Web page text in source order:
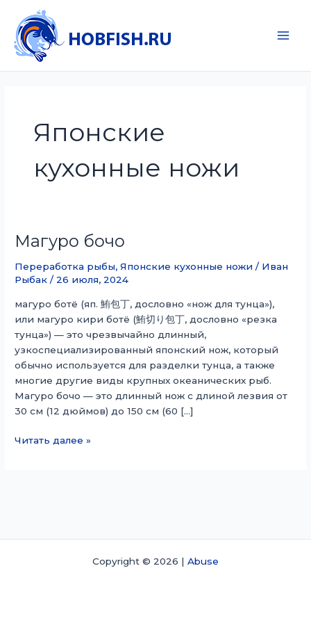
содержимому
Японские
кухонные ножи
Магуро бочо
Переработка рыбы,Японские кухонные ножи / Иван
Рыбак/ 26 июля, 2024
магуро ботё (яп. 鮪包丁, дословно «нож для тунца»),
или магуро кири ботё (鮪切り包丁, дословно «резка
тунца») — это чрезвычайно длинный,
узкоспециализированный японский нож, который
обычно используется для разделки тунца, а также
многие другие виды крупных океанических рыб.
Магуро бочо — это длинный нож с длиной лезвия от
30 см (12 дюймов) до 150 см (60 […]
Магуро
Читать далее »
Copyright © 2026 | Abuse